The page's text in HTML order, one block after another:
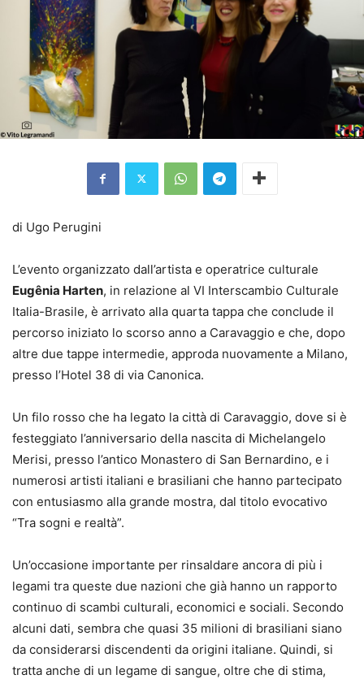
di Ugo Perugini
L’evento organizzato dall’artista e operatrice culturale
Eugênia Harten, in relazione al VI Interscambio Culturale
Italia-Brasile, è arrivato alla quarta tappa che conclude il
percorso iniziato lo scorso anno a Caravaggio e che, dopo
altre due tappe intermedie, approda nuovamente a Milano,
presso l’Hotel 38 di via Canonica.
Un filo rosso che ha legato la città di Caravaggio, dove si è
festeggiato l’anniversario della nascita di Michelangelo
Merisi, presso l’antico Monastero di San Bernardino, e i
numerosi artisti italiani e brasiliani che hanno partecipato
con entusiasmo alla grande mostra, dal titolo evocativo
“Tra sogni e realtà”.
Un’occasione importante per rinsaldare ancora di più i
legami tra queste due nazioni che già hanno un rapporto
continuo di scambi culturali, economici e sociali. Secondo
alcuni dati, sembra che quasi 35 milioni di brasiliani siano
da considerarsi discendenti da origini italiane. Quindi, si
tratta anche di un legame di sangue, oltre che di stima,